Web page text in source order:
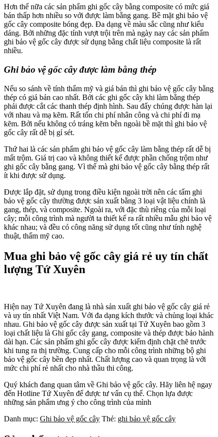
Hơn thế nữa các sản phẩm ghi gốc cây bằng composite có mức giá
bán thấp hơn nhiều so với được làm bằng gang. Bề mặt ghi bảo vệ
gốc cây composite bóng đẹp. Đa dạng về màu sắc cũng như kiểu
dáng. Bởi những đặc tính vượt trội trên mà ngày nay các sản phẩm
ghi bảo vệ gốc cây được sử dụng bằng chất liệu composite là rất
nhiều.
Ghi bảo vệ gốc cây được làm bằng thép
Nếu so sánh về tính thẩm mỹ và giá bán thì ghi bảo vệ gốc cây bằng
thép có giá bán cao nhất. Bởi các ghi gốc cây khi làm bằng thép
phải được cắt các thanh thép định hình. Sau đấy chúng được hàn lại
với nhau và mạ kẽm. Rất tốn chi phí nhân công và chi phí đi mạ
kẽm. Bởi nếu không có tráng kẽm bên ngoài bề mặt thì ghi bảo vệ
gốc cây rất dễ bị gỉ sét.
Thứ hai là các sản phẩm ghi bảo vệ gốc cây làm bằng thép rất dễ bị
mất trộm. Giá trị cao và không thiết kế được phần chống trộm như
ghi gốc cây bằng gang. Vì thế mà ghi bảo vệ gốc cây bằng thép rất
ít khi được sử dụng.
Được lắp đặt, sử dụng trong điều kiện ngoài trời nên các tấm ghi
bảo vệ gốc cây thường được sản xuất bằng 3 loại vật liệu chính là
gang, thép, và composite. Ngoài ra, với đặc thù riêng của mỗi loại
cây; mỗi công trình mà người ta thiết kế ra rất nhiều mẫu ghi bảo vệ
khác nhau; và đều có công năng sử dụng tốt cũng như tính nghệ
thuật, thẩm mỹ cao.
Mua ghi bảo vệ gốc cây giá rẻ uy tín chất
lượng Tứ Xuyên
Hiện nay Tứ Xuyên đang là nhà sản xuất ghi bảo vệ gốc cây giá rẻ
và uy tín nhất Việt Nam. Với đa dạng kích thước và chủng loại khác
nhau. Ghi bảo vệ gốc cây được sản xuất tại Tứ Xuyên bao gồm 3
loại chất liệu là Ghi gốc cây gang, composite và thép được bảo hành
dài hạn. Các sản phẩm ghi gốc cây được kiểm định chặt chẽ trước
khi tung ra thị trường. Cung cấp cho mỗi công trình những bộ ghi
bảo vệ gốc cây bền đẹp nhất. Chất lượng cao và quan trọng là với
mức chi phí rẻ nhất cho nhà thầu thi công.
Quý khách đang quan tâm về Ghi bảo vệ gốc cây. Hãy liên hệ ngay
đến Hotline Tứ Xuyên để được tư vấn cụ thể. Chọn lựa được
những sản phẩm ưng ý cho công trình của mình
Danh mục: Ghi bảo vệ gốc cây Thẻ: ghi bảo vệ gốc cây